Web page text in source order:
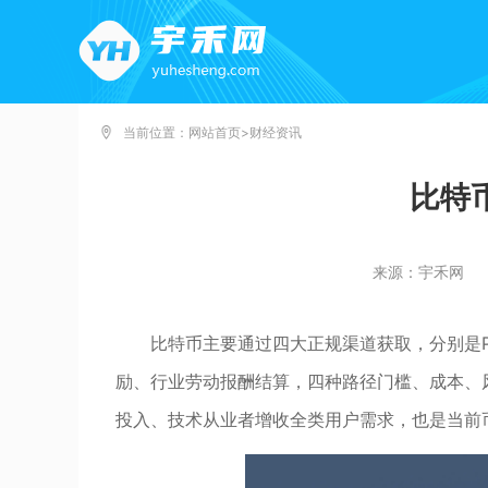
当前位置： 网站首页>财经资讯
比特
来源：宇禾网
比特币主要通过四大正规渠道获取，分别
励、行业劳动报酬结算，四种路径门槛、成本
投入、技术从业者增收全类用户需求，也是当